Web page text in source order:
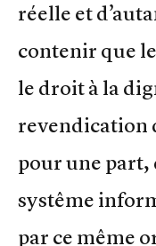
réelle et
contenir que
le droit à la
revendication
pour une part,
systême
par ce même